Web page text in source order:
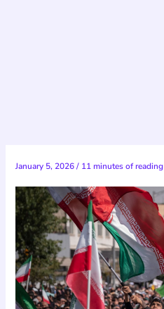
January 5, 2026/ 11 minutes of reading